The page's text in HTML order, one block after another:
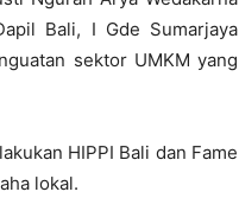
Bali, I Gde Sumarjaya
sektor UMKM yang
HIPPI Bali dan Fame
lokal.